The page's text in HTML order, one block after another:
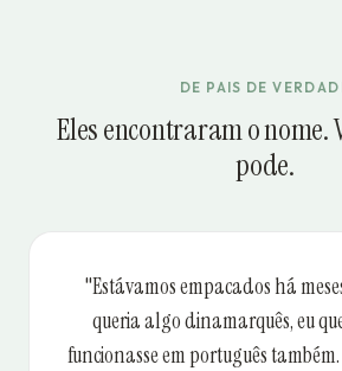
DE PAIS DE
Eles encontraram o nome.
pode.
"Estávamos empacados há
queria algo dinamarquês, eu
funcionasse em português